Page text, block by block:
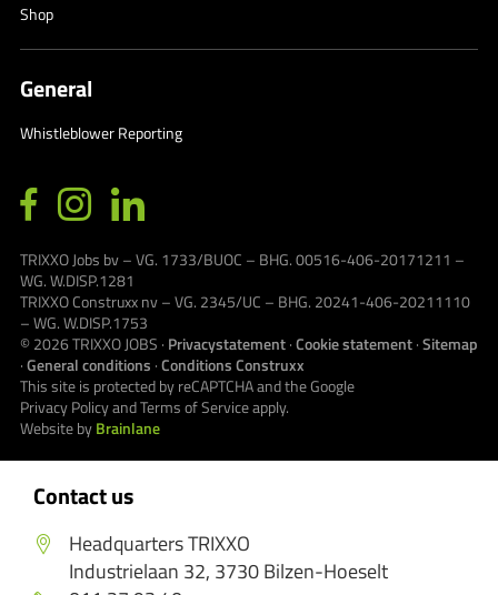
Contact us
Headquarters TRIXXO
Industrielaan 32, 3730 Bilzen-Hoeselt
Shop
General
Whistleblower Reporting
TRIXXO Jobs bv – VG. 1733/BUOC – BHG. 00516-406-20171211 –
WG. W.DISP.1281
TRIXXO Construxx nv – VG. 2345/UC – BHG. 20241-406-20211110
– WG. W.DISP.1753
© 2026TRIXXO JOBS · Privacystatement·Cookie statement·Sitemap
·General conditions ·Conditions Construxx
This site is protected by reCAPTCHA and the Google
Privacy PolicyandTerms of Serviceapply.
Website byBrainlane